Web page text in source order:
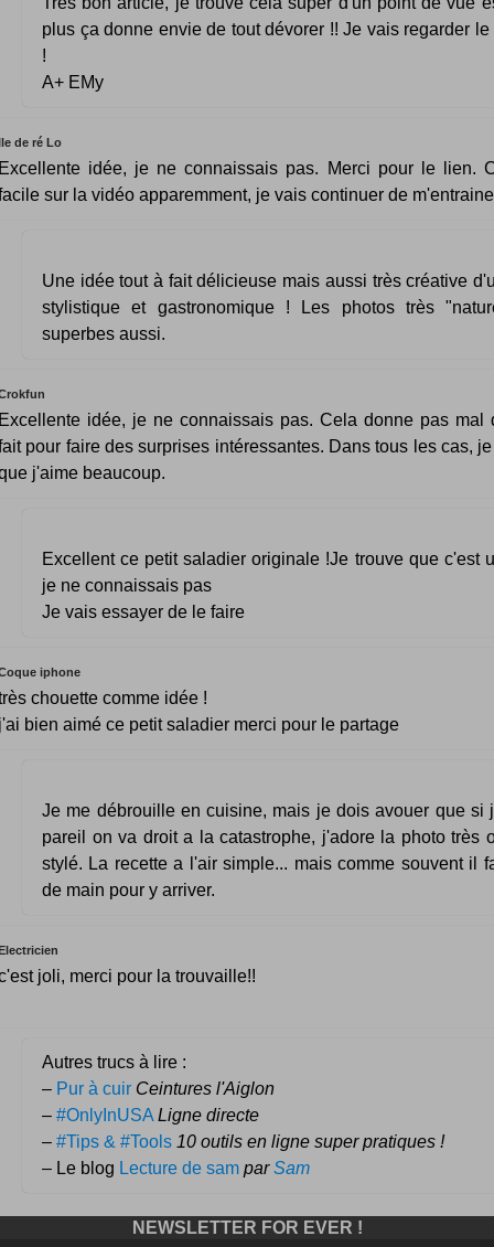
plus ça donne envie de tout dévorer !! Je vais regarder
!
A+ EMy
de ré Lo
idée, je ne connaissais pas. Merci pour le lien.
sur la vidéo apparemment, je vais continuer de
Une idée tout à fait délicieuse mais aussi très créative
stylistique et gastronomique ! Les photos très
superbes aussi.
idée, je ne connaissais pas. Cela donne pas mal
pour faire des surprises intéressantes. Dans tous les cas,
j'aime beaucoup.
Excellent ce petit saladier originale !Je trouve que c'est
je ne connaissais pas
Je vais essayer de le faire
iphone
chouette comme idée !
bien aimé ce petit saladier merci pour le partage
Je me débrouille en cuisine, mais je dois avouer que si
pareil on va droit a la catastrophe, j'adore la photo très
stylé. La recette a l'air simple... mais comme souvent il
de main pour y arriver.
joli, merci pour la trouvaille!!
Autres trucs à lire :
– Pur à cuir Ceintures l'Aiglon
– #OnlyInUSA Ligne directe
– #Tips & #Tools 10 outils en ligne super pratiques !
– Le blog Lecture de sam parSam
NEWSLETTER FOR EVER !